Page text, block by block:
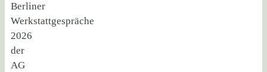
Berliner
Werkstattgespräche
2026
der
AG